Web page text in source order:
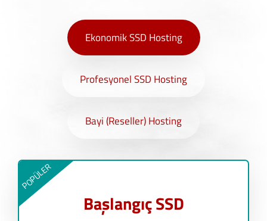
Ekonomik SSD Hosting
Profesyonel SSD Hosting
Bayi (Reseller) Hosting
POPÜLER
Başlangıç SSD